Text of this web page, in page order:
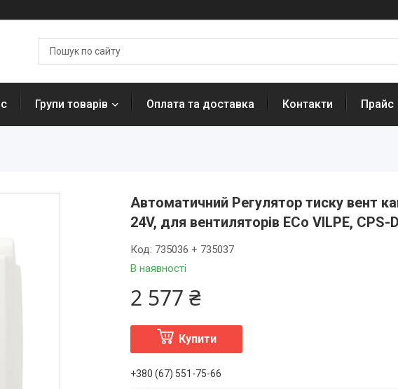
Групи товарів Оплата та доставка Контакти Прайс
Автоматичний Регулятор тиску вент
24V, для вентиляторів ECo VILPE, CPS-
В наявності
Код: 735036 + 735037
2 577 ₴
Купити
+380 (67) 551-75-66